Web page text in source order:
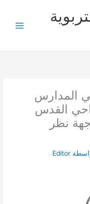
المدارس
القدس
نظر
Editor